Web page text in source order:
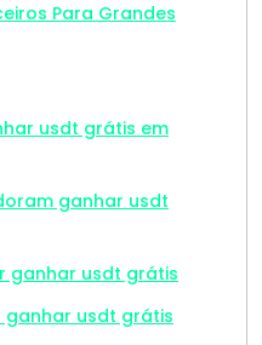
Para Grandes
usdt grátis em
ganhar usdt
ganhar usdt grátis
ganhar usdt grátis